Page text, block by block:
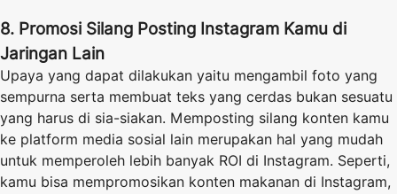
8. Promosi Silang Posting Instagram Kamu di
Jaringan Lain
Upaya yang dapat dilakukan yaitu mengambil foto yang
sempurna serta membuat teks yang cerdas bukan sesuatu
yang harus di sia-siakan. Memposting silang konten kamu
ke platform media sosial lain merupakan hal yang mudah
untuk memperoleh lebih banyak ROI di Instagram. Seperti,
kamu bisa mempromosikan konten makanan di Instagram,